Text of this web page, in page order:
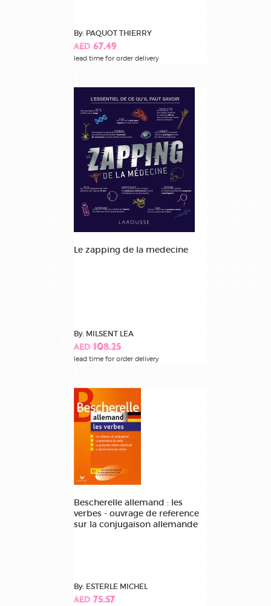
By: PAQUOT THIERRY
AED 67.49
lead time for order delivery
Le zapping de la medecine
By: MILSENT LEA
AED 108.25
lead time for order delivery
Bescherelle allemand : les
verbes - ouvrage de reference
sur la conjugaison allemande
By: ESTERLE MICHEL
AED 75.57